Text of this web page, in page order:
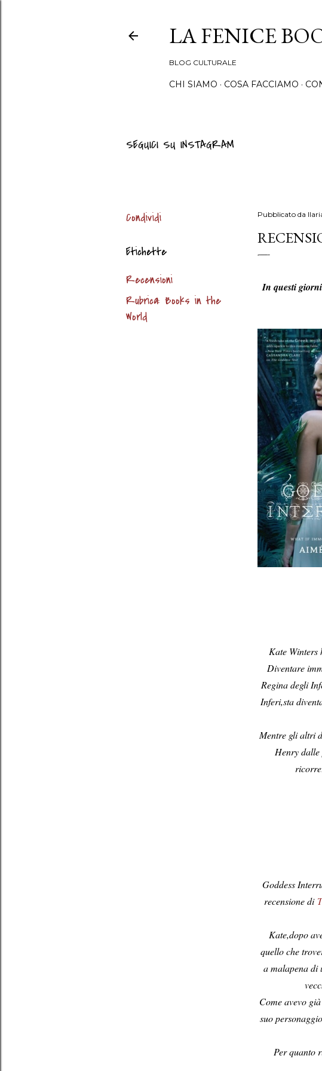
LA FENICE
BLOG CULTURALE
CHI SIAMO COSA FACCIAMO
SEGUICI SU INSTAGRAM
Condividi
Etichette
Recensioni
Rubrica: Books in the
World
Pubblicato da
In questi
Kate Winters
Diventare
Regina degli
Inferi,sta
Mentre gli altri
Henry
Goddess
recensione di
Kate,dopo
quello che
a malapena di
Come avevo
suo
Per quanto